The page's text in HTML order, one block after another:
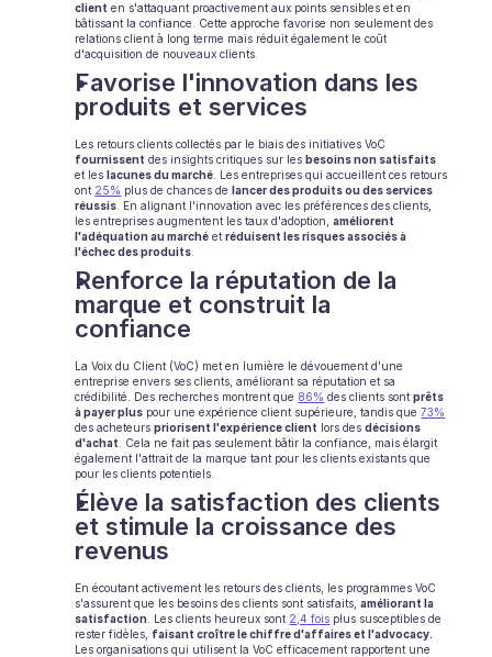
Ecommerce
Éducation
Fintech
Assurance
Logistique
Place de marché
Mobilité
Voyage
Service publics
INDUSTRIES
B2B SaaS
Plateforme C2C
Éducation
Fintech
Assurance
client en s'attaquant proactivement aux points sensibles et en
bâtissant la confiance. Cette approche favorise non seulement des
relations client à long terme mais réduit également le coût
d'acquisition de nouveaux clients.
Favorise l'innovation dans les
produits et services
fournissent des insights critiques sur les besoins non satisfaits
et les lacunes du marché . Les entreprises qui accueillent ces retours
ont 25% plus de chances de lancer des produits ou des services
réussis . En alignant l'innovation avec les préférences des clients,
les entreprises augmentent les taux d'adoption, améliorent
l'adéquation au marché et réduisent les risques associés à
l'échec des produits
Renforce la réputation de la
marque et construit la
confiance
La Voix du Client (VoC) met en lumière le dévouement d'une
entreprise envers ses clients, améliorant sa réputation et sa
crédibilité. Des recherches montrent que 86% des clients sont prêts
à payer plus pour une expérience client supérieure, tandis que 73%
des acheteurs priorisent l'expérience client lors des décisions
d'achat
. Cela ne fait pas seulement bâtir la confiance, mais élargit
également l'attrait de la marque tant pour les clients existants que
pour les clients potentiels.
Élève la satisfaction des clients
et stimule la croissance des
revenus
En écoutant activement les retours des clients, les programmes VoC
s'assurent que les besoins des clients sont satisfaits, améliorant la
satisfaction . Les clients heureux sont 2,4 fois plus susceptibles de
rester fidèles, faisant croître le chiffre d'affaires et l'advocacy.